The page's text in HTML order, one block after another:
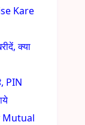
Kare
क्या
PIN
Mutual